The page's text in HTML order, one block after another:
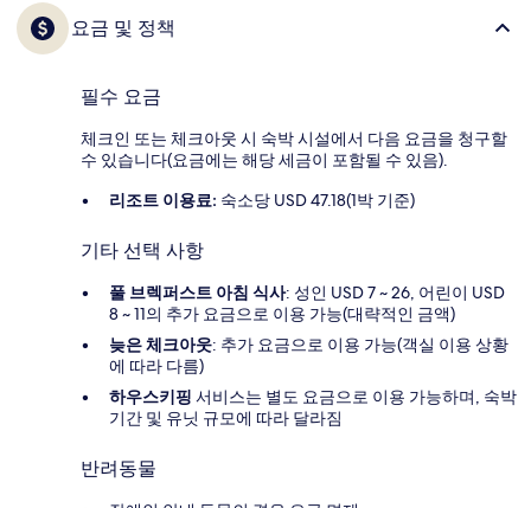
요금 및 정책
필수 요금
체크인 또는 체크아웃 시 숙박 시설에서 다음 요금을 청구할
수 있습니다(요금에는 해당 세금이 포함될 수 있음).
리조트 이용료: 숙소당 USD 47.18(1박 기준)
기타 선택 사항
풀 브렉퍼스트 아침 식사: 성인 USD 7 ~ 26, 어린이 USD
8 ~ 11의 추가 요금으로 이용 가능(대략적인 금액)
늦은 체크아웃: 추가 요금으로 이용 가능(객실 이용 상황
에 따라 다름)
하우스키핑 서비스는 별도 요금으로 이용 가능하며, 숙박
기간 및 유닛 규모에 따라 달라짐
반려동물